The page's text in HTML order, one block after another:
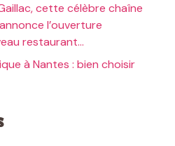
cette célèbre chaîne
l’ouverture
restaurant…
à Nantes : bien choisir